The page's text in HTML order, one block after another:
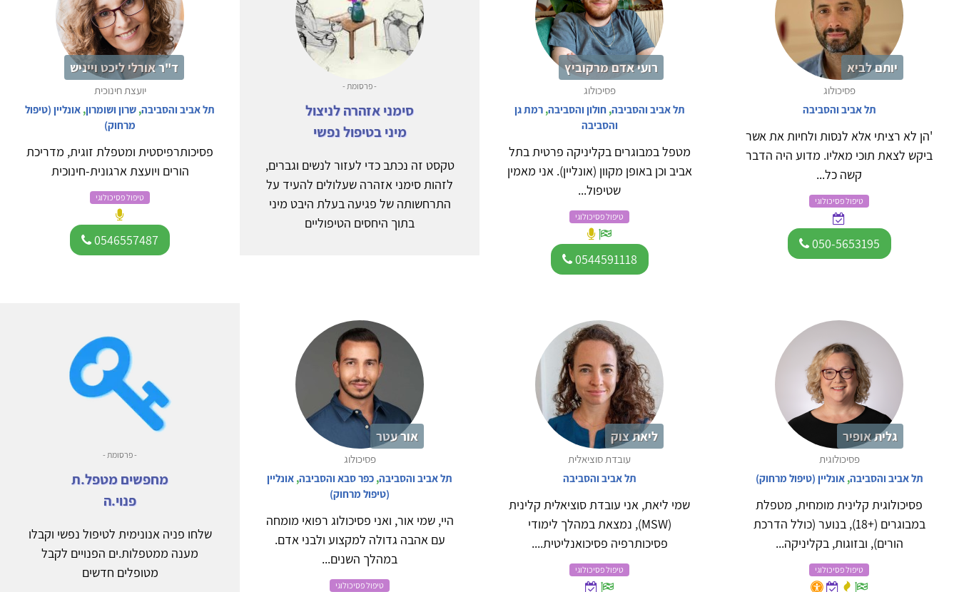
יותם לביא
פסיכולוג
תל אביב והסביבה
'הן לא רציתי אלא לנסות ולחיות את אשר
ביקש לצאת תוכי מאליו. מדוע היה הדבר
קשה כל...
טיפול פסיכולוגי
050-5653195
רועי אדם מרקוביץ
פסיכולוג
תל אביב והסביבה,חולון והסביבה,רמת גן
והסביבה
מטפל במבוגרים בקליניקה פרטית בתל
אביב וכן באופן מקוון (אונליין). אני מאמין
שטיפול...
טיפול פסיכולוגי
0544591118
- פרסומת -
סימני אזהרה לניצול
מיני בטיפול נפשי
טקסט זה נכתב כדי לעזור לנשים וגברים,
לזהות סימני אזהרה שעלולים להעיד על
התרחשותה של פגיעה בעלת היבט מיני
בתוך היחסים הטיפוליים
ד"ר אורלי ליכט וייניש
יועצת חינוכית
תל אביב והסביבה, שרון ושומרון, אונליין (טיפול
מרחוק)
פסיכותרפיסטית ומטפלת זוגית, מדריכת
הורים ויועצת ארגונית-חינוכית
טיפול פסיכולוגי
0546557487
גלית אופיר
פסיכולוגית
תל אביב והסביבה,אונליין (טיפול מרחוק)
פסיכולוגית קלינית מומחית, מטפלת
במבוגרים (+18), בנוער (כולל הדרכת
הורים), ובזוגות, בקליניקה...
טיפול פסיכולוגי
ליאת צוק
עובדת סוציאלית
תל אביב והסביבה
שמי ליאת, אני עובדת סוציאלית קלינית
(MSW), נמצאת במהלך לימודי
פסיכותרפיה פסיכואנליטית....
טיפול פסיכולוגי
אור עטר
פסיכולוג
תל אביב והסביבה, כפר סבא והסביבה, אונליין
(טיפול מרחוק)
היי, שמי אור, ואני פסיכולוג רפואי מומחה
עם אהבה גדולה למקצוע ולבני אדם.
במהלך השנים...
טיפול פסיכולוגי
- פרסומת -
מחפשים מטפל.ת
פנוי.ה
שלחו פניה אנונימית לטיפול נפשי וקבלו
מענה ממטפלות.ים הפנויים לקבל
מטופלים חדשים